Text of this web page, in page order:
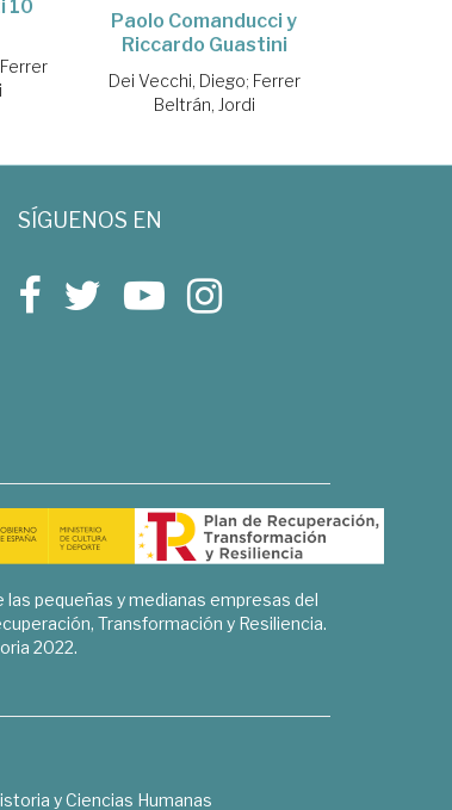
10
Ferrer
Paolo Comanducci y
Riccardo Guastini
Dei Vecchi, Diego; Ferrer
Beltrán, Jordi
SÍGUENOS EN
las pequeñas y medianas empresas del
Transformación y Resiliencia.
2022.
y Ciencias Humanas